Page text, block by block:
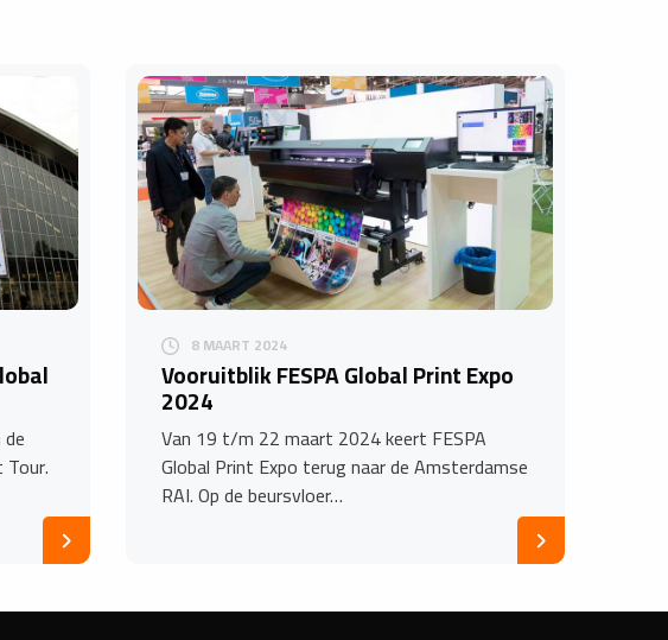
8 MAART 2024
Vooruitblik FESPA Global Print Expo
2024
Van 19 t/m 22 maart 2024 keert FESPA
Global Print Expo terug naar de Amsterdamse
RAI. Op de beursvloer…